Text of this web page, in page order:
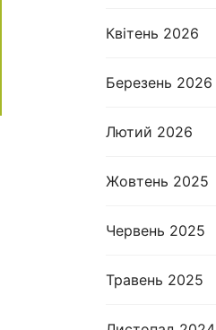
Квітень 2026
Березень 2026
Лютий 2026
Жовтень 2025
Червень 2025
Травень 2025